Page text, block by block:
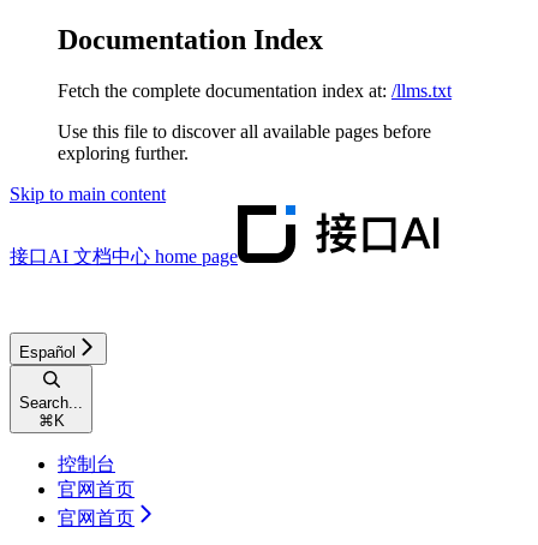
Documentation Index
Fetch the complete documentation index at: /llms.txt
Use this file to discover all available pages before
exploring further.
Skip to main content
接口AI 文档中心 home page
Español
Search...
⌘ K
控制台
官网首页
官网首页